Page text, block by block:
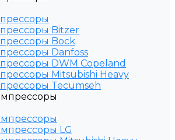
Bitzer
Bock
Danfoss
DWM Copeland
Mitsubishi Heavy
Tecumseh
LG